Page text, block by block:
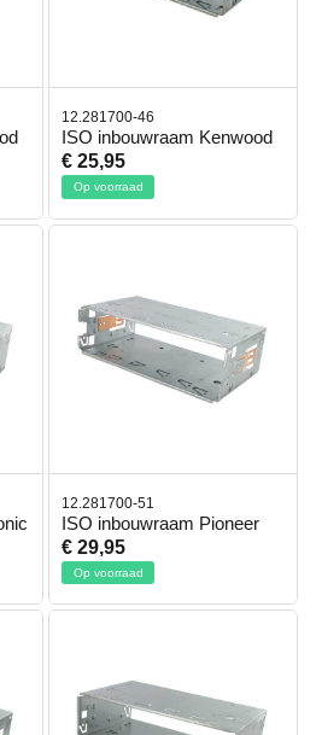
12.281700-46
ISO inbouwraam Kenwood
€ 25,95
Op voorraad
12.281700-51
ISO inbouwraam Pioneer
€ 29,95
Op voorraad